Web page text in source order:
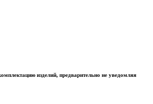
изделий, предварительно не уведомляя